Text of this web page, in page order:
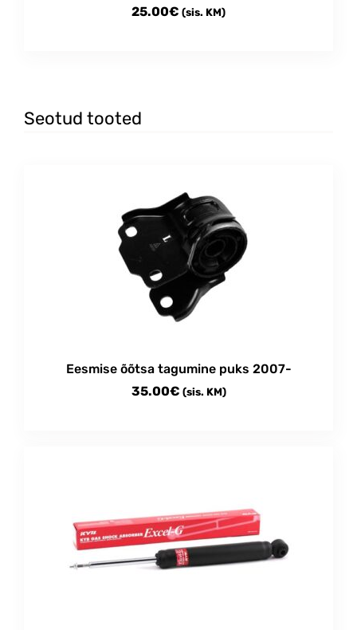
25.00€ (sis. KM)
Seotud tooted
Eesmise õõtsa tagumine puks 2007-
35.00€ (sis. KM)